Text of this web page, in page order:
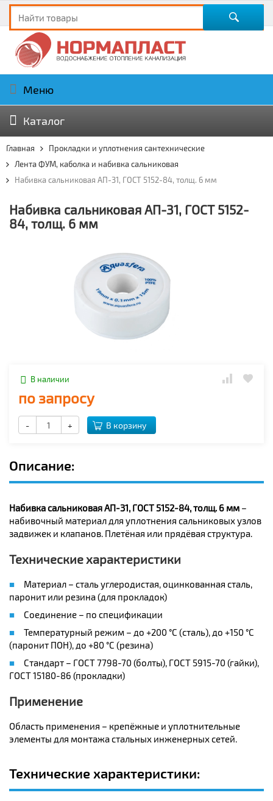
Меню
Каталог
Главная
Прокладки и уплотнения сантехнические
Лента ФУМ, каболка и набивка сальниковая
Набивка сальниковая АП-31, ГОСТ 5152-84, толщ. 6 мм
Набивка сальниковая АП-31, ГОСТ 5152-
84, толщ. 6 мм
В наличии
по запросу
- + В корзину
Описание:
Набивка сальниковая АП-31, ГОСТ 5152-84, толщ. 6 мм –
набивочный материал для уплотнения сальниковых узлов
задвижек и клапанов. Плетёная или прядёвая структура.
Технические характеристики
Материал – сталь углеродистая, оцинкованная сталь,
паронит или резина (для прокладок)
Соединение – по спецификации
Температурный режим – до +200 °C (сталь), до +150 °C
(паронит ПОН), до +80 °C (резина)
Стандарт – ГОСТ 7798-70 (болты), ГОСТ 5915-70 (гайки),
ГОСТ 15180-86 (прокладки)
Применение
Область применения – крепёжные и уплотнительные
элементы для монтажа стальных инженерных сетей.
Технические характеристики: